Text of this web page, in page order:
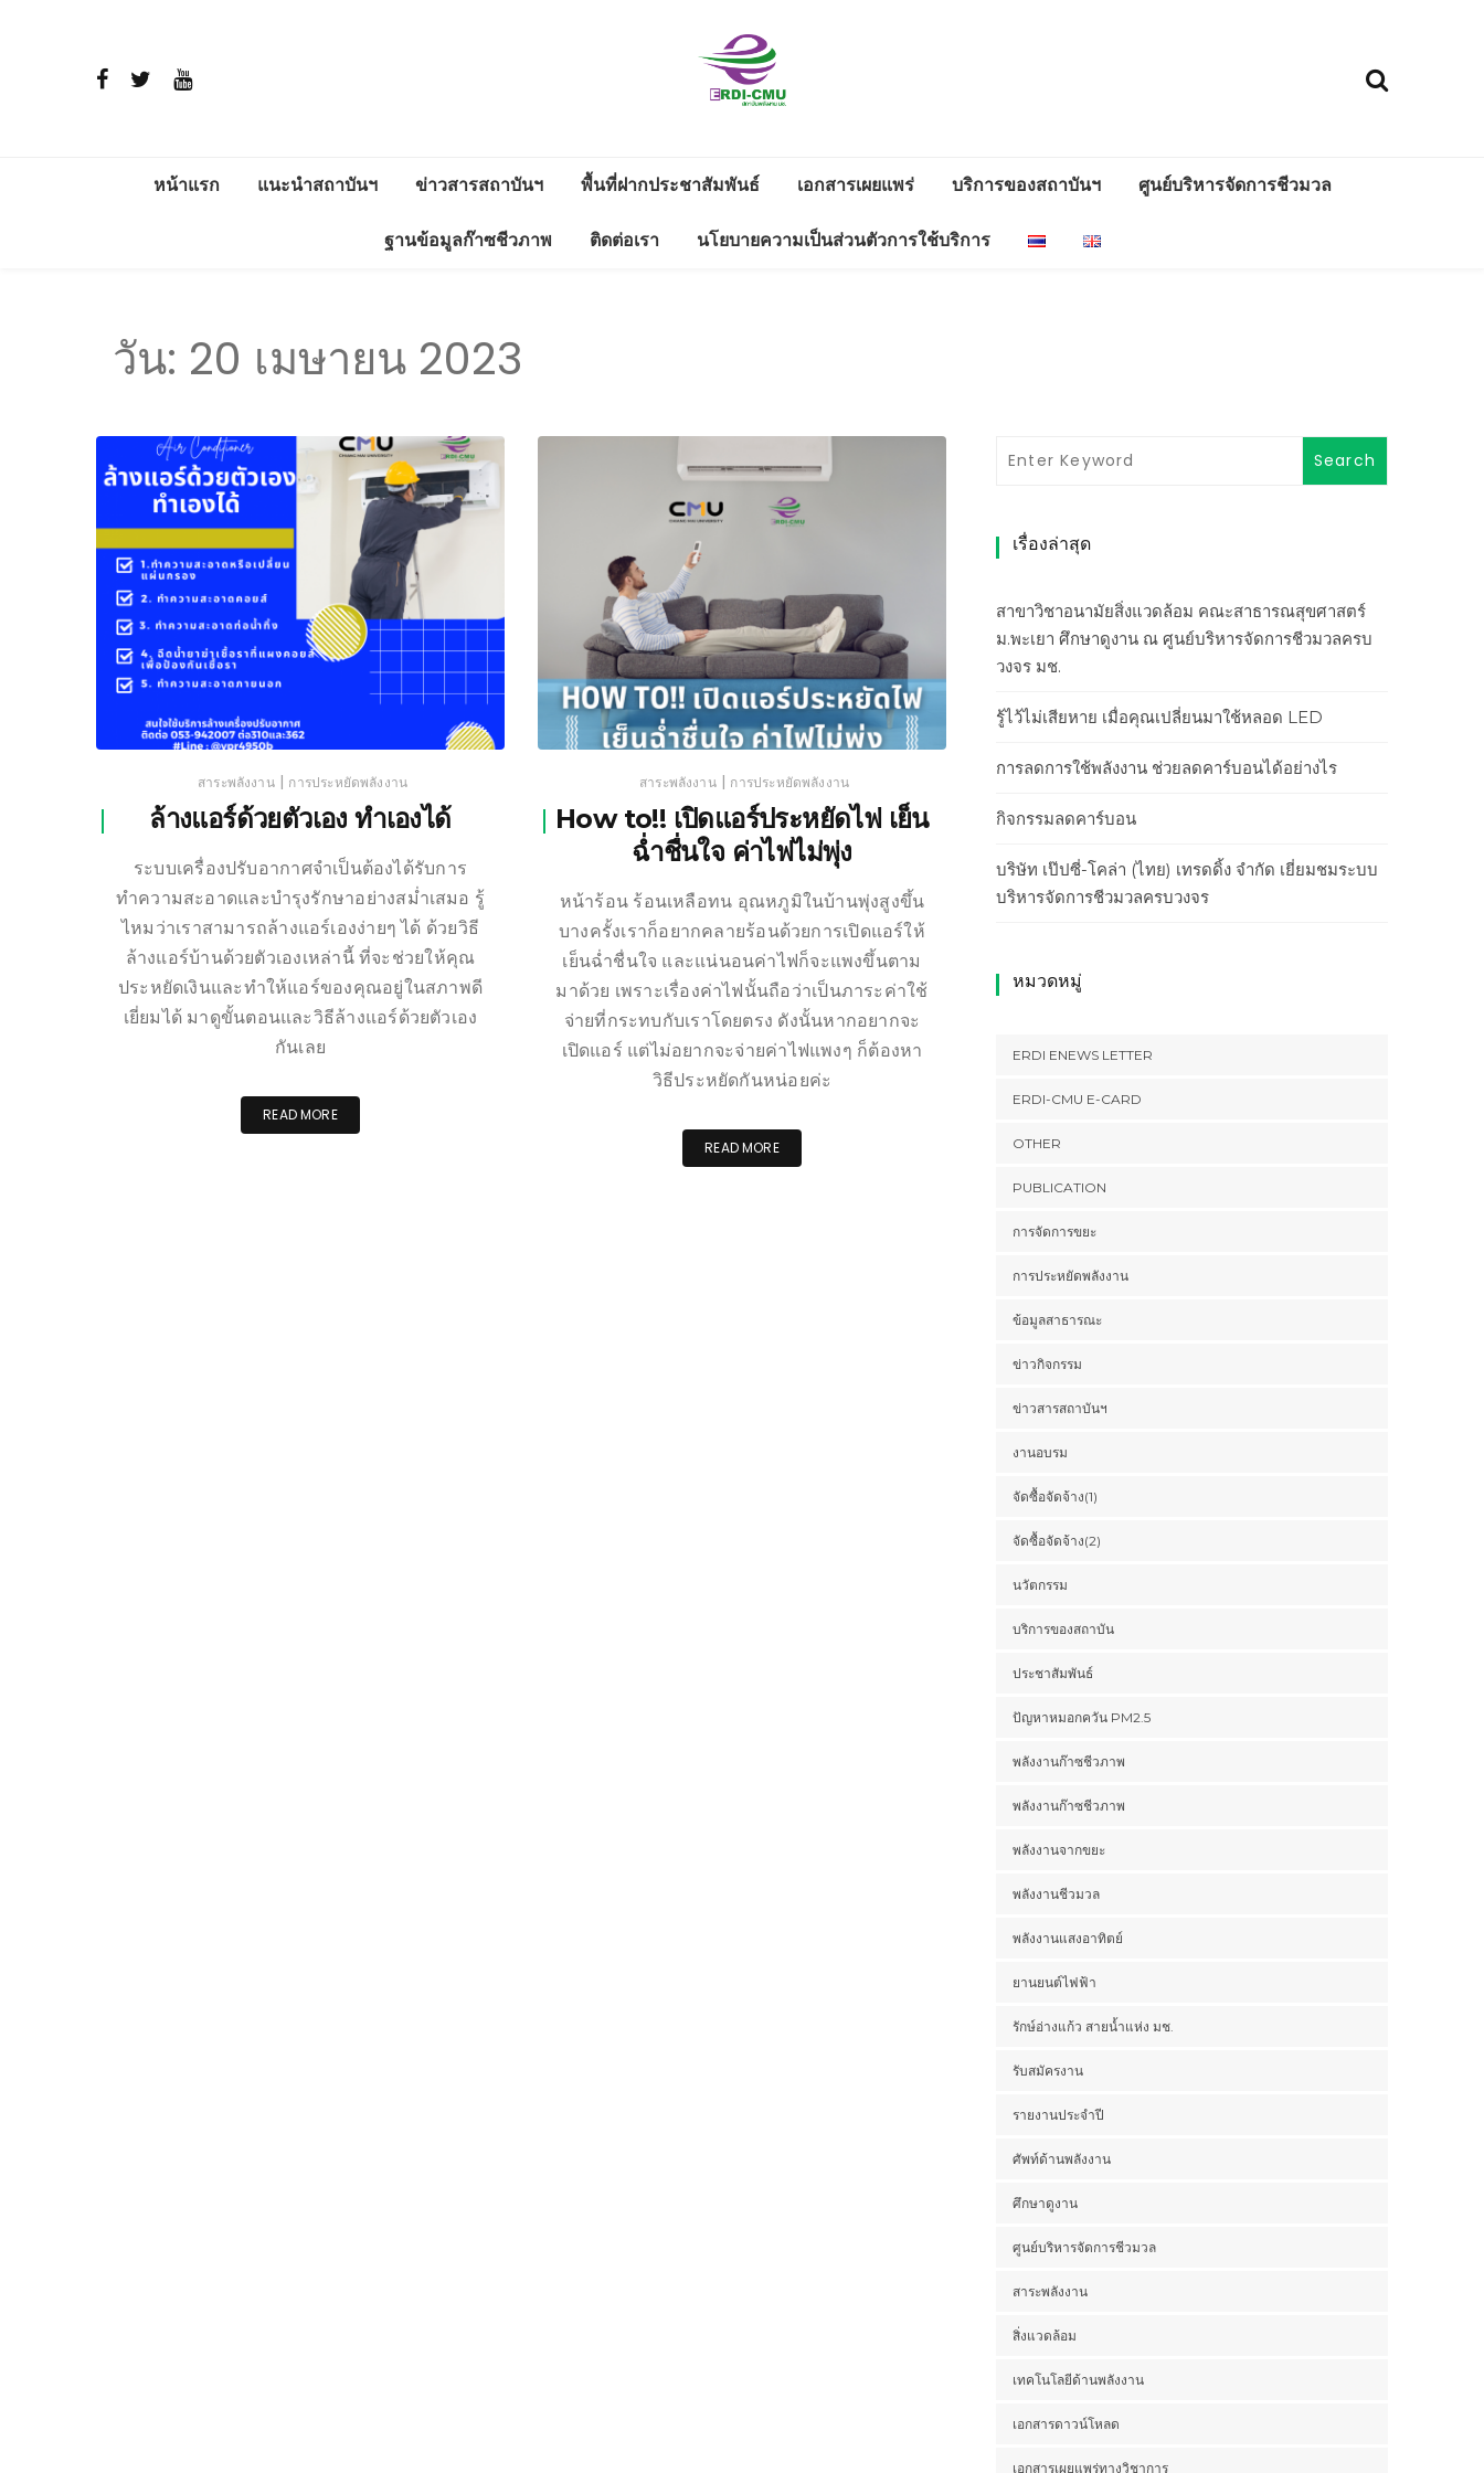
และพัฒนา
พลังงานนคร
เชียงใหม่
หน้าแรก
แนะนำสถาบันฯ
ผู้บริหาร
ภารกิจ
ข่าวสารสถาบันฯ
สาระพลังงาน
ERDI ENEWS LETTER
พื้นที่ฝากประชาสัมพันธ์ เอกสารเผยแพร่
ดาวน์โหลด
บริการของสถาบันฯ ศูนย์บริหารจัดการชีวมวล
ฐานข้อมูลก๊าซชีวภาพ ติดต่อเรา นโยบายความเป็นส่วนตัวการใช้บริการ
วัน: 20 เมษายน 2023
สาระพลังงาน | การประหยัดพลังงาน
ล้างแอร์ด้วยตัวเอง ทำเองได้
ระบบเครื่องปรับอากาศจำเป็นต้องได้รับการ
ทำความสะอาดและบำรุงรักษาอย่างสม่ำเสมอ รู้
ไหมว่าเราสามารถล้างแอร์เองง่ายๆ ได้ ด้วยวิธี
ล้างแอร์บ้านด้วยตัวเองเหล่านี้ ที่จะช่วยให้คุณ
ประหยัดเงินและทำให้แอร์ของคุณอยู่ในสภาพดี
เยี่ยมได้ มาดูขั้นตอนและวิธีล้างแอร์ด้วยตัวเอง
กันเลย
READ MORE
สาระพลังงาน | การประหยัดพลังงาน
How to!! เปิดแอร์ประหยัดไฟ เย็น
ฉ่ำชื่นใจ ค่าไฟไม่พุ่ง
หน้าร้อน ร้อนเหลือทน อุณหภูมิในบ้านพุ่งสูงขึ้น
บางครั้งเราก็อยากคลายร้อนด้วยการเปิดแอร์ให้
เย็นฉ่ำชื่นใจ และแน่นอนค่าไฟก็จะแพงขึ้นตาม
มาด้วย เพราะเรื่องค่าไฟนั้นถือว่าเป็นภาระค่าใช้
จ่ายที่กระทบกับเราโดยตรง ดังนั้นหากอยากจะ
เปิดแอร์ แต่ไม่อยากจะจ่ายค่าไฟแพงๆ ก็ต้องหา
วิธีประหยัดกันหน่อยค่ะ
READ MORE
เรื่องล่าสุด
สาขาวิชาอนามัยสิ่งแวดล้อม คณะสาธารณสุขศาสตร์
ม.พะเยา ศึกษาดูงาน ณ ศูนย์บริหารจัดการชีวมวลครบ
วงจร มช.
รู้ไว้ไม่เสียหาย เมื่อคุณเปลี่ยนมาใช้หลอด LED
การลดการใช้พลังงาน ช่วยลดคาร์บอนได้อย่างไร
กิจกรรมลดคาร์บอน
บริษัท เป๊ปซี่-โคล่า (ไทย) เทรดดิ้ง จำกัด เยี่ยมชมระบบ
บริหารจัดการชีวมวลครบวงจร
หมวดหมู่
ERDI ENEWS LETTER
ERDI-CMU E-CARD
OTHER
PUBLICATION
การจัดการขยะ
การประหยัดพลังงาน
ข้อมูลสาธารณะ
ข่าวกิจกรรม
ข่าวสารสถาบันฯ
งานอบรม
จัดซื้อจัดจ้าง(1)
จัดซื้อจัดจ้าง(2)
นวัตกรรม
บริการของสถาบัน
ประชาสัมพันธ์
ปัญหาหมอกควัน PM2.5
พลังงานก๊าซชีวภาพ
พลังงานก๊าซชีวภาพ
พลังงานจากขยะ
พลังงานชีวมวล
พลังงานแสงอาทิตย์
ยานยนต์ไฟฟ้า
รักษ์อ่างแก้ว สายน้ำแห่ง มช.
รับสมัครงาน
รายงานประจำปี
ศัพท์ด้านพลังงาน
ศึกษาดูงาน
ศูนย์บริหารจัดการชีวมวล
สาระพลังงาน
สิ่งแวดล้อม
เทคโนโลยีด้านพลังงาน
เอกสารดาวน์โหลด
เอกสารเผยแพร่ทางวิชาการ